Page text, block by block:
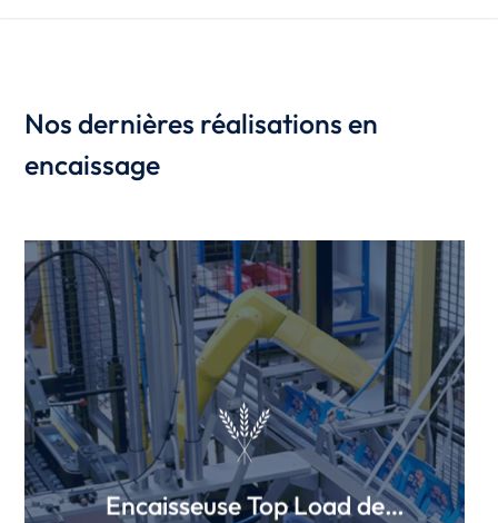
Nos dernières réalisations en
encaissage
Encaisseuse Top Load de